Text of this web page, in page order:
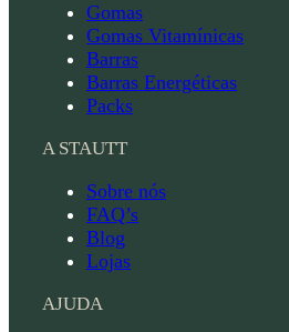
Gomas
Gomas Vitamínicas
Barras
Barras Energéticas
Packs
A STAUTT
Sobre nós
FAQ’s
Blog
Lojas
AJUDA